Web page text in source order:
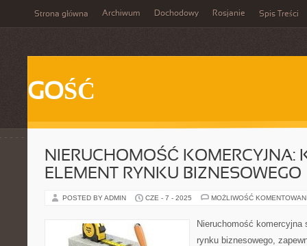
Strona główna Archiwum Dochodowy Rosjanie Spis Treści
GOŚĆ
NIERUCHOMOŚĆ KOMERCYJNA:
ELEMENT RYNKU BIZNESOWEGO
POSTED BY ADMIN CZE - 7 - 2025 MOŻLIWOŚĆ
Nieruchomość
rynku biznesowego,